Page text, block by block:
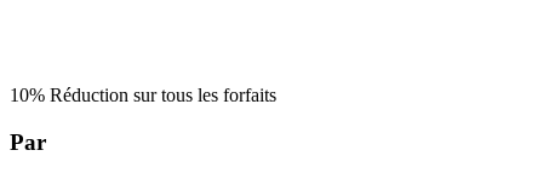
10% Réduction sur tous les forfaits
Par